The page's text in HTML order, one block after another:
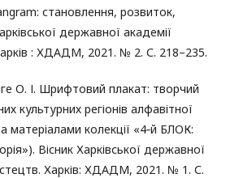
становлення, розвиток,
державної академії
: ХДАДМ, 2021. № 2. С. 218–235.
О. І. Шрифтовий плакат: творчий
культурних регіонів алфавітної
матеріалами колекції «4‑й БЛОК:
Вісник Харківської державної
Харків: ХДАДМ, 2021. № 1. С.